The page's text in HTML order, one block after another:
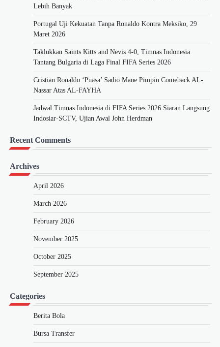
Lebih Banyak
Portugal Uji Kekuatan Tanpa Ronaldo Kontra Meksiko, 29
Maret 2026
Taklukkan Saints Kitts and Nevis 4-0, Timnas Indonesia
Tantang Bulgaria di Laga Final FIFA Series 2026
Cristian Ronaldo ‘Puasa’ Sadio Mane Pimpin Comeback AL-
Nassar Atas AL-FAYHA
Jadwal Timnas Indonesia di FIFA Series 2026 Siaran Langsung
Indosiar-SCTV, Ujian Awal John Herdman
Recent Comments
Archives
April 2026
March 2026
February 2026
November 2025
October 2025
September 2025
Categories
Berita Bola
Bursa Transfer